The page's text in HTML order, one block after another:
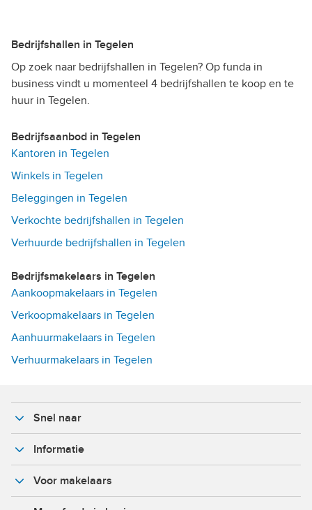
Bedrijfshallen in Tegelen
Op zoek naar bedrijfshallen in Tegelen? Op funda in
business vindt u momenteel 4 bedrijfshallen te koop en te
huur in Tegelen.
Bedrijfsaanbod in Tegelen
Kantoren in Tegelen
Winkels in Tegelen
Beleggingen in Tegelen
Verkochte bedrijfshallen in Tegelen
Verhuurde bedrijfshallen in Tegelen
Bedrijfsmakelaars in Tegelen
Aankoopmakelaars in Tegelen
Verkoopmakelaars in Tegelen
Aanhuurmakelaars in Tegelen
Verhuurmakelaars in Tegelen
Snel naar
Informatie
Voor makelaars